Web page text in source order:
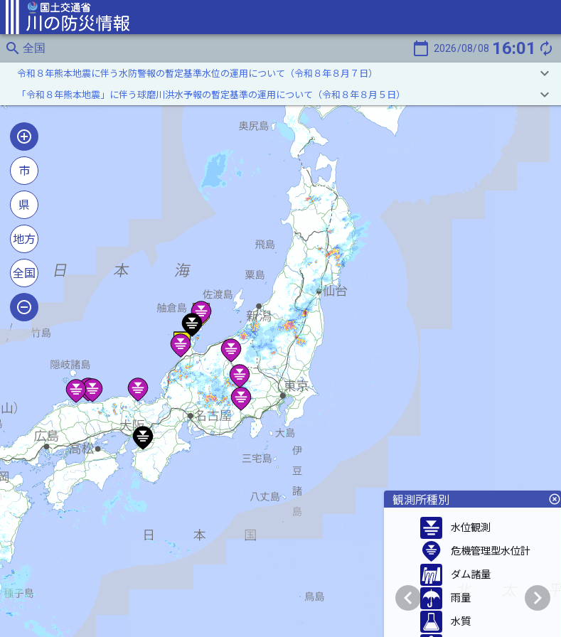
search 全国 calendar_today 2026/08/08 16:01 autorenew
令和８年熊本地震に伴う水防警報の暫定基準水位の運用について（令和８年８月７日） keyboard_arrow_down
「令和８年熊本地震」に伴う球磨川洪水予報の暫定基準の運用について（令和８年８月５日） keyboard_arrow_down
市
県
地方
全国
観測所種別 highlight_off
水位観測
危機管理型水位計
ダム諸量
雨量
水質
chevron_left chevron_right